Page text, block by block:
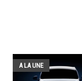
A LA UNE